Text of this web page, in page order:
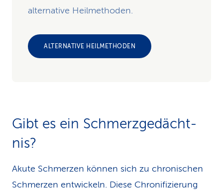
alternative Heilmethoden.
ALTERNATIVE HEILMETHODEN
Gibt es ein Schmerz­ge­dächt­
nis?
Akute Schmerzen können sich zu chronischen
Schmerzen entwickeln. Diese Chronifizierung